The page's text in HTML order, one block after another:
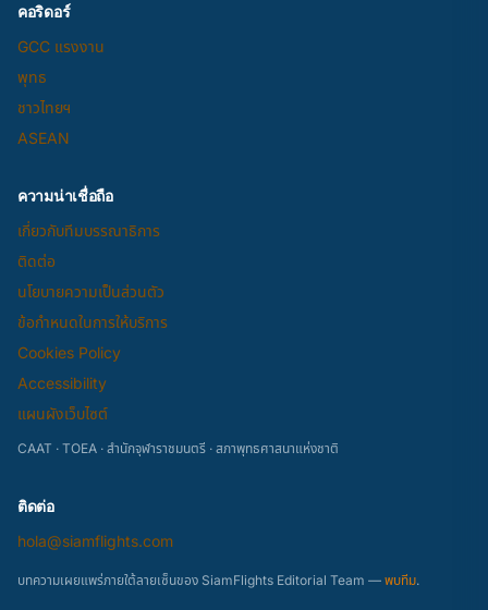
คอริดอร์
GCC แรงงาน
พุทธ
ชาวไทยฯ
ASEAN
ความน่าเชื่อถือ
เกี่ยวกับทีมบรรณาธิการ
ติดต่อ
นโยบายความเป็นส่วนตัว
ข้อกำหนดในการให้บริการ
Cookies Policy
Accessibility
แผนผังเว็บไซต์
CAAT · TOEA · สำนักจุฬาราชมนตรี · สภาพุทธศาสนาแห่งชาติ
ติดต่อ
hola@siamflights.com
บทความเผยแพร่ภายใต้ลายเซ็นของ SiamFlights Editorial Team — พบทีม.